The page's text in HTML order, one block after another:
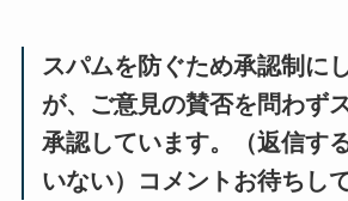
スパムを防ぐため承認制に
が、ご意見の賛否を問わず
承認しています。（返信す
いない）コメントお待ちし